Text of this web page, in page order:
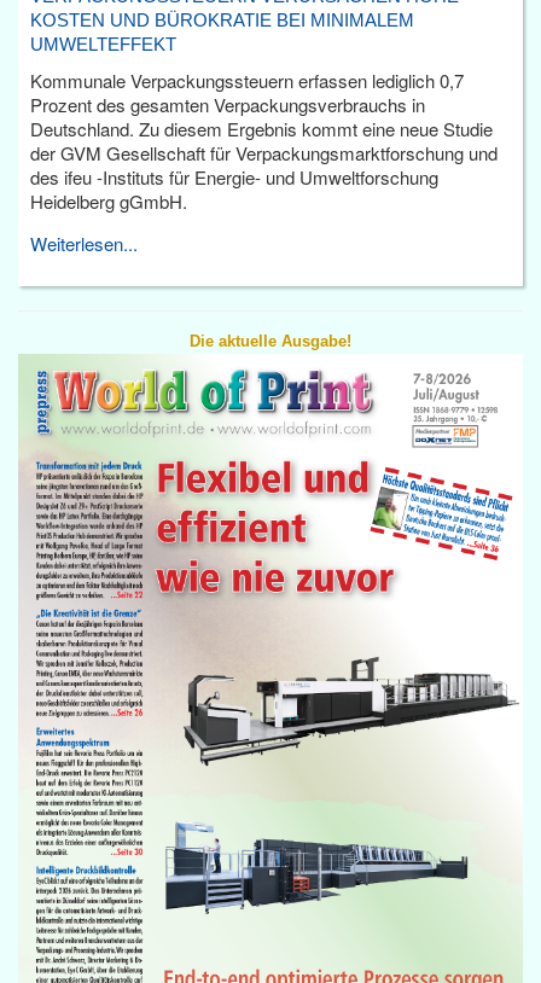
KOSTEN UND BÜROKRATIE BEI MINIMALEM
UMWELTEFFEKT
Kommunale Verpackungssteuern erfassen lediglich 0,7
Prozent des gesamten Verpackungsverbrauchs in
Deutschland. Zu diesem Ergebnis kommt eine neue Studie
der GVM Gesellschaft für Verpackungsmarktforschung und
des ifeu -Instituts für Energie- und Umweltforschung
Heidelberg gGmbH.
Weiterlesen...
Die aktuelle Ausgabe!